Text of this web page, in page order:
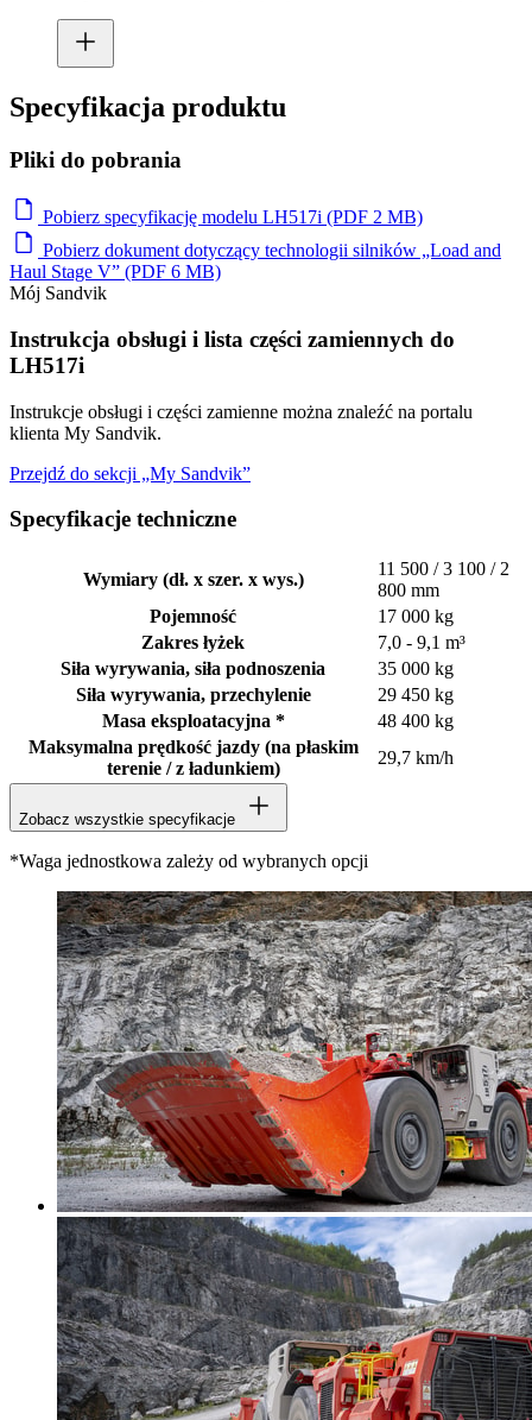
Specyfikacja produktu
Pliki do pobrania
Pobierz specyfikację modelu LH517i (PDF 2 MB)
Pobierz dokument dotyczący technologii silników „Load and
Haul Stage V” (PDF 6 MB)
Mój Sandvik
Instrukcja obsługi i lista części zamiennych do
LH517i
Instrukcje obsługi i części zamienne można znaleźć na portalu
klienta My Sandvik.
Przejdź do sekcji „My Sandvik”
Specyfikacje techniczne
Wymiary (dł. x szer. x wys.)
11 500 / 3 100 / 2
800 mm
Pojemność
17 000 kg
Zakres łyżek
7,0 - 9,1 m³
Siła wyrywania, siła podnoszenia
35 000 kg
Siła wyrywania, przechylenie
29 450 kg
Masa eksploatacyjna *
48 400 kg
Maksymalna prędkość jazdy (na płaskim
terenie / z ładunkiem)
29,7 km/h
Zobacz wszystkie specyfikacje
*Waga jednostkowa zależy od wybranych opcji